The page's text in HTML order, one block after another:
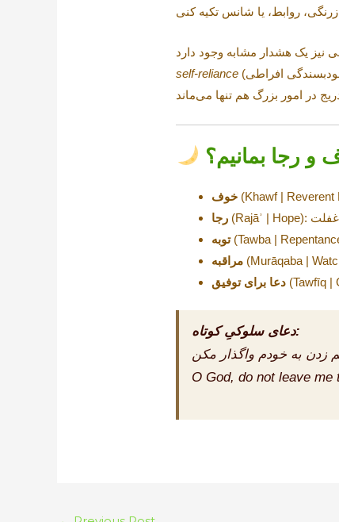
self-reliance
و رجا بمانیم؟
خوف
رجا
توبه
مراقبه
دعا برای توفیق
دعای سلوکیِ کوتاه:
O God, do not leave
Post